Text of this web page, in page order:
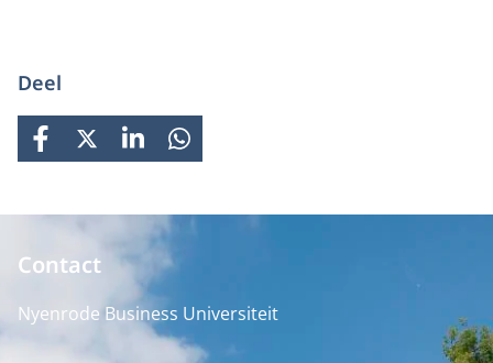
Deel
FACEBOOK
X LINKEDINWHATSAPP
Contact
Nyenrode Business Universiteit